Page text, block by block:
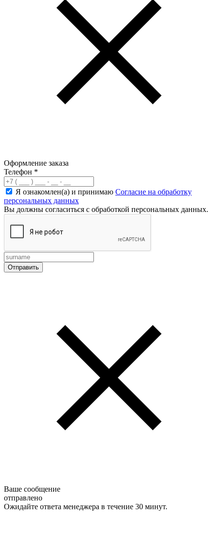
Оформление заказа
Телефон *
Я ознакомлен(а) и принимаю Согласие на обработку
персональных данных
Вы должны согласиться с обработкой персональных данных.
Ваше сообщение
отправлено
Ожидайте ответа менеджера в течение 30 минут.